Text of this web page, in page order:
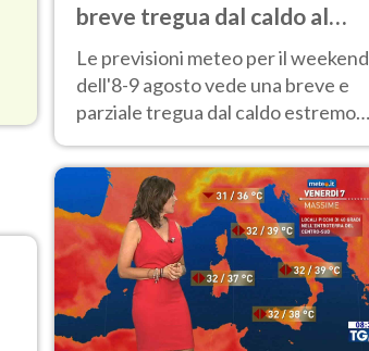
breve tregua dal caldo al
Nord! Altrove calura e afa
Le previsioni meteo per il weekend
dell'8-9 agosto vede una breve e
parziale tregua dal caldo estremo
40 gradi.